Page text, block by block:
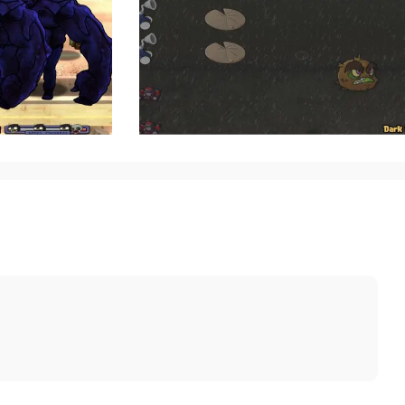
植物来阻挡一波波来袭的敌
的空投补给，坚果墙被赋予了